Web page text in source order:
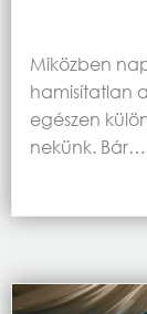
Miközben
hamisítatlan
egészen
nekünk. Bár…